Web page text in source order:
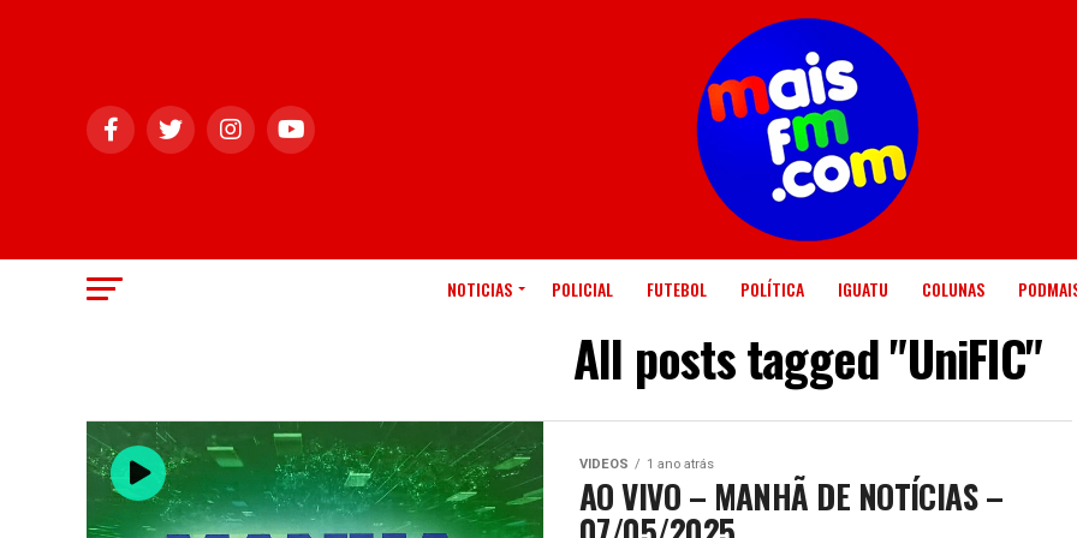
NOTICIAS POLICIAL FUTEBOL POLÍTICA IGUATU COLUNAS
All posts tagged "UniFIC"
VIDEOS 1 ano atrás
AO VIVO – MANHÃ DE NOTÍCIAS –